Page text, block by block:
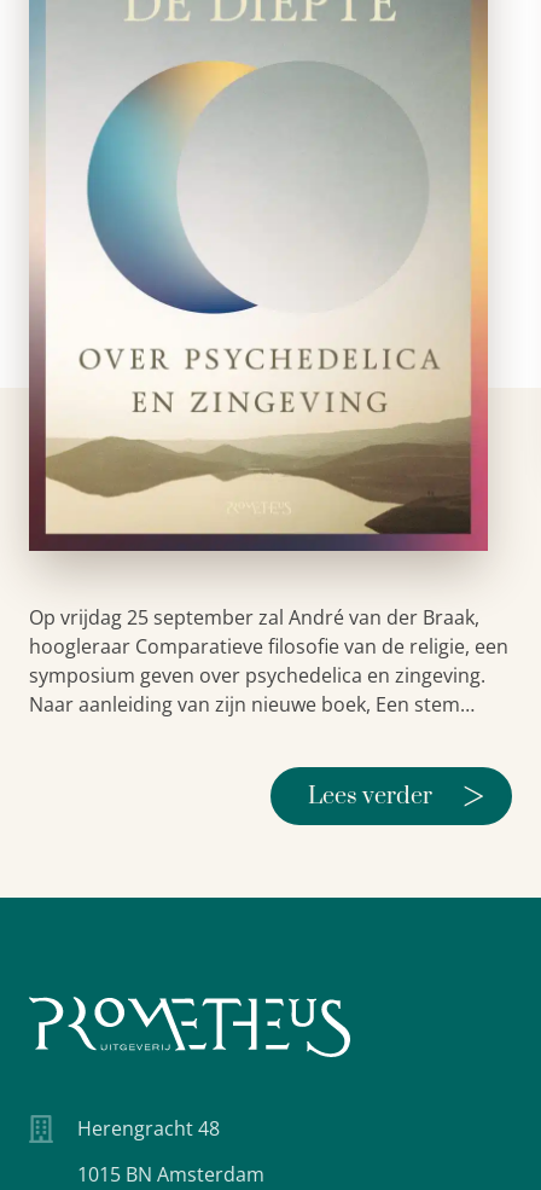
Op vrijdag 25 september zal André van der Braak,
hoogleraar Comparatieve filosofie van de religie, een
symposium geven over psychedelica en zingeving.
Naar aanleiding van zijn nieuwe boek, Een stem…
Lees verder >
Herengracht 48
1015 BN Amsterdam